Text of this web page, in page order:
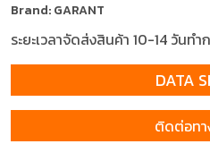
Brand: GARANT
ระยะเวลาจัดส่งสินค้า 10-14 วันทำ
DATA
ติดต่อทา